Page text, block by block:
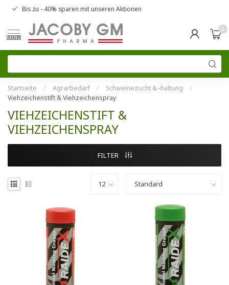
Bis zu - 40% sparen mit unseren Aktionen
MENU
0
Startseite / Agrarbedarf / Schweinezucht & -haltung
/
Viehzeichenstift & Viehzeichenspray
VIEHZEICHENSTIFT &
VIEHZEICHENSPRAY
FILTER